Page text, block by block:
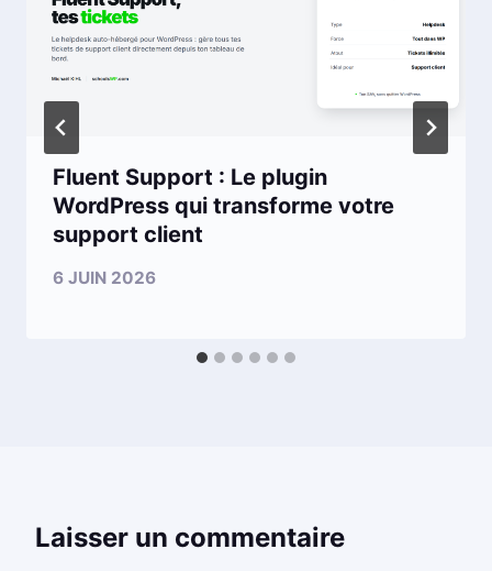
Fluent Support : Le plugin
WordPress qui transforme votre
support client
6 JUIN 2026
Laisser un commentaire